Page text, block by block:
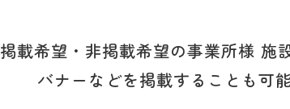
掲載希望・非掲載希望の事業所様 施
バナーなどを掲載することも可